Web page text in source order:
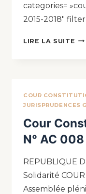
categories=
2015-2018″
LIRE LA SUITE
COUR
JURISPRUDENCES
Cour
N° AC
REPUBLIQUE
Solidarité
Assemblée